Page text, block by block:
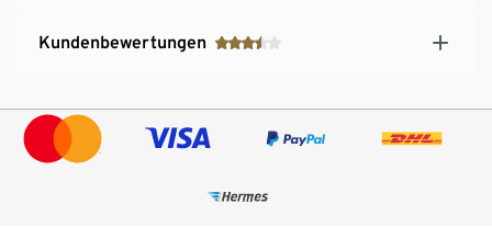
Kundenbewertungen